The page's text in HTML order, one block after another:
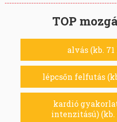
TOP
alvás (kb.
lépcsőn felfutás
kardió
intenzitású) (kb.